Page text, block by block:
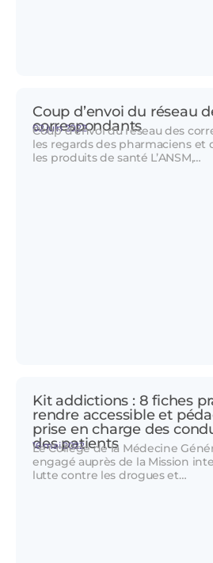
Coup d’envoi du réseau
correspondants
02 juin 2022
Coup d’envoi du réseau des
les regards des pharmaciens et
les produits de santé L’ANSM,…
Kit addictions : 8 fiches
rendre accessible et
prise en charge des
des patients
16 mai 2022
Le Collège de la Médecine
engagé auprès de la Mission
lutte contre les drogues et…